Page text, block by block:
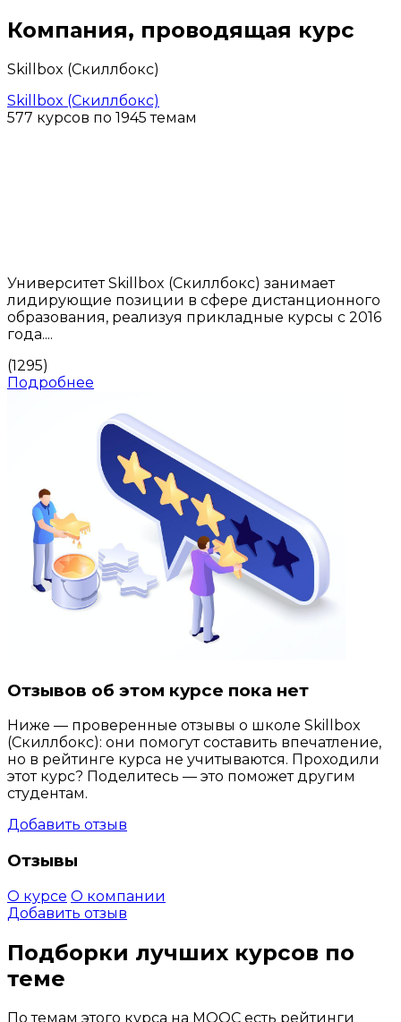
Компания, проводящая курс
Skillbox (Скиллбокс)
Skillbox (Скиллбокс)
577 курсов по 1945 темам
Университет Skillbox (Скиллбокс) занимает
лидирующие позиции в сфере дистанционного
образования, реализуя прикладные курсы с 2016
года....
(1295)
Подробнее
Отзывов об этом курсе пока нет
Ниже — проверенные отзывы о школе Skillbox
(Скиллбокс): они помогут составить впечатление,
но в рейтинге курса не учитываются. Проходили
этот курс? Поделитесь — это поможет другим
студентам.
Добавить отзыв
Отзывы
О курсе О компании
Добавить отзыв
Подборки лучших курсов по
теме
По темам этого курса на MOOC есть рейтинги